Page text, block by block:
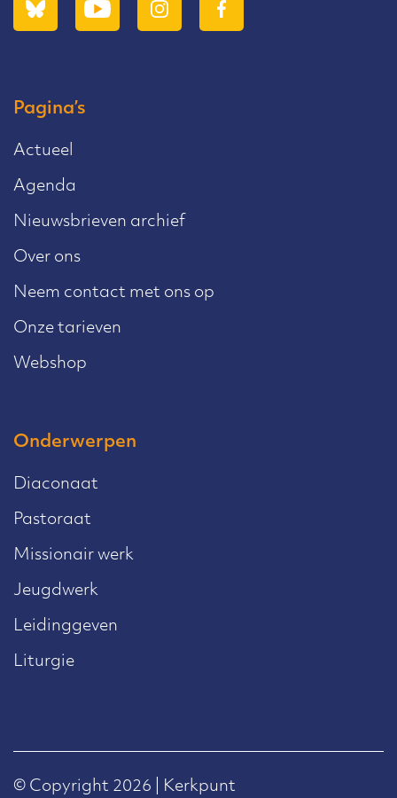
Pagina’s
Actueel
Agenda
Nieuwsbrieven archief
Over ons
Neem contact met ons op
Onze tarieven
Webshop
Onderwerpen
Diaconaat
Pastoraat
Missionair werk
Jeugdwerk
Leidinggeven
Liturgie
© Copyright 2026 | Kerkpunt